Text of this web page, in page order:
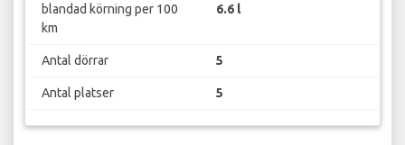
blandad körning per 100
km
6.6 l
Antal dörrar 5
Antal platser 5